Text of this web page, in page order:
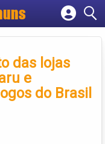
das lojas
e
do Brasil